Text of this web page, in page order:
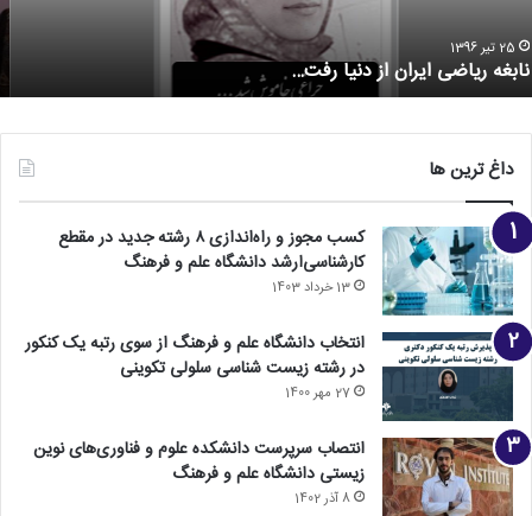
دکتر عرفانیان: می توانم بگویم جزو برترین دانشکده ها در کشور
هستیم
داغ ترین ها
کسب مجوز و راه‌اندازی ۸ رشته جدید در مقطع
کارشناسی‌ارشد دانشگاه علم و فرهنگ
13 خرداد 1403
انتخاب دانشگاه علم و فرهنگ از سوی رتبه یک کنکور
در رشته زیست شناسی سلولی تکوینی
27 مهر 1400
انتصاب سرپرست دانشکده علوم و فناوری‌های نوین
زیستی دانشگاه علم و فرهنگ
8 آذر 1402